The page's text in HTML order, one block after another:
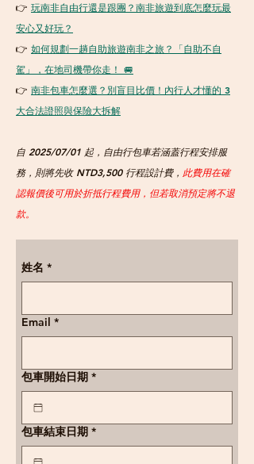
👉 玩南非自由行還是跟團？南非旅遊到底怎麼玩最
安心又好玩？
👉 如何規劃一趟自助旅遊南非之旅？「自助不自
駕」，在地司機帶你走！ 🚐
👉 南非包車怎麼選？別盲目比價！內行人才懂的 3
大合法證照與保險大拆解
自 2025/07/01 起，自由行包車若涵蓋行程安排服
務， 則將先收 NTD3,500 行程設計費， 此費用在確
認報價後可用於折抵行程費用，但若取消預定將不退
款。
姓名 *
Email *
包車開始日期 *
包車結束日期 *